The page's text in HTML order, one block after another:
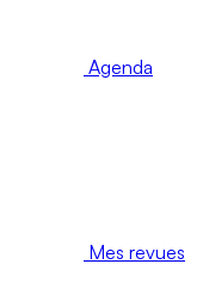
Agenda
Mes revues